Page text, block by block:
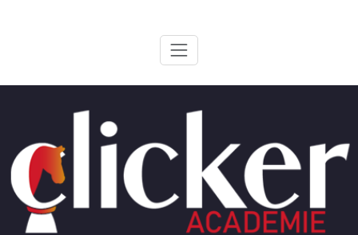
ClickerAcademie